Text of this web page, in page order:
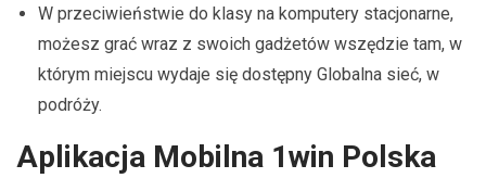
W przeciwieństwie do klasy na komputery stacjonarne,
możesz grać wraz z swoich gadżetów wszędzie tam, w
którym miejscu wydaje się dostępny Globalna sieć, w
podróży.
Aplikacja Mobilna 1win Polska